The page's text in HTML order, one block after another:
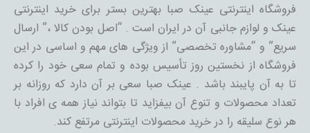
فروشگاه اینترنتی عینک صبا بهترین بستر برای خرید اینترنتی
عینک و لوازم جانبی آن در ایران است . “اصل بودن کالا ،” ارسال
سریع” و “مشاوره تخصصی” از ویژگی های مهم و اساسی در این
فروشگاه از نخستین روز تأسیس بوده و تمام سعی خود را کرده
تا به آن پایبند باشد . عینک صبا سعی بر آن دارد که روزانه بر
تعداد محصولات و تنوع آن بیفزاید تا بتواند نیاز همه ی افراد با
هر نوع سلیقه را در خرید محصولات اینترنتی مرتفع کند.